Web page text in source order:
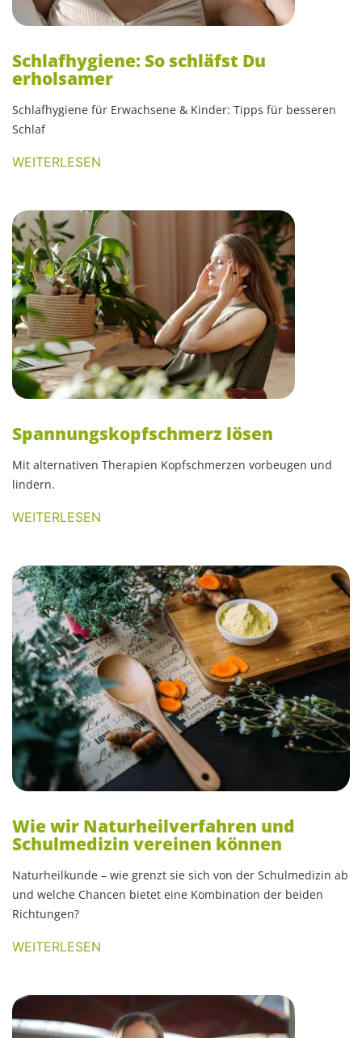
Schlafhygiene: So schläfst Du
erholsamer
Schlafhygiene für Erwachsene & Kinder: Tipps für besseren
Schlaf
WEITERLESEN
Spannungskopfschmerz lösen
Mit alternativen Therapien Kopfschmerzen vorbeugen und
lindern.
WEITERLESEN
Wie wir Naturheilverfahren und
Schulmedizin vereinen können
Naturheilkunde – wie grenzt sie sich von der Schulmedizin ab
und welche Chancen bietet eine Kombination der beiden
Richtungen?
WEITERLESEN